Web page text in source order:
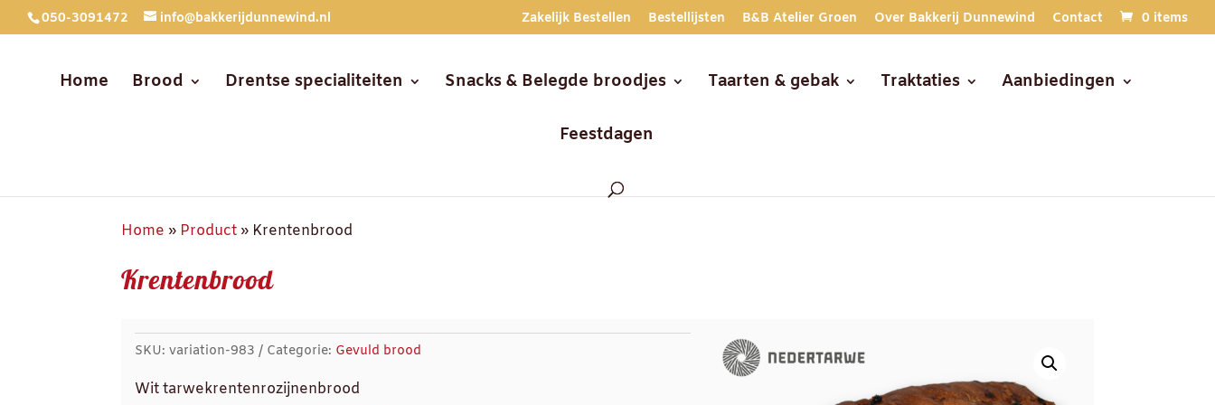
050-3091472 info@bakkerijdunnewind.nl Zakelijk Bestellen Bestellijsten B&B Atelier Groen Over Bakkerij Dunnewind Contact 0 items
Home Brood Drentse specialiteiten Snacks & Belegde broodjes Taarten & gebak Traktaties Aanbiedingen
Feestdagen
Home » Product » Krentenbrood
Krentenbrood
SKU:variation-983 Categorie: Gevuld brood
Wit tarwekrentenrozijnenbrood